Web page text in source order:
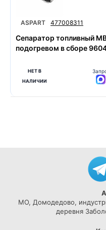
ASPART 477008311
Сепаратор топливный
подогревом в сборе
НЕТ В
НАЛИЧИИ
МО, Домодедово,
деревня